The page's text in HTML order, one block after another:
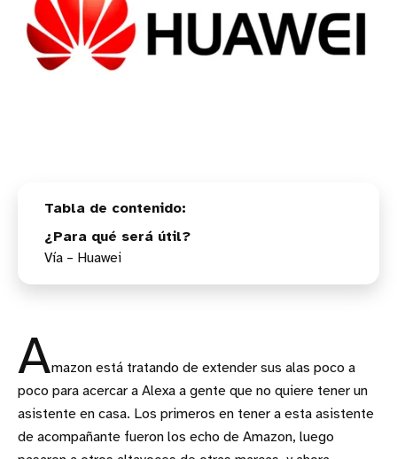
¿Para qué será útil?
Vía – Huawei
Amazon está tratando de extender sus alas poco a
poco para acercar a Alexa a gente que no quiere tener un
asistente en casa. Los primeros en tener a esta asistente
de acompañante fueron los echo de Amazon, luego